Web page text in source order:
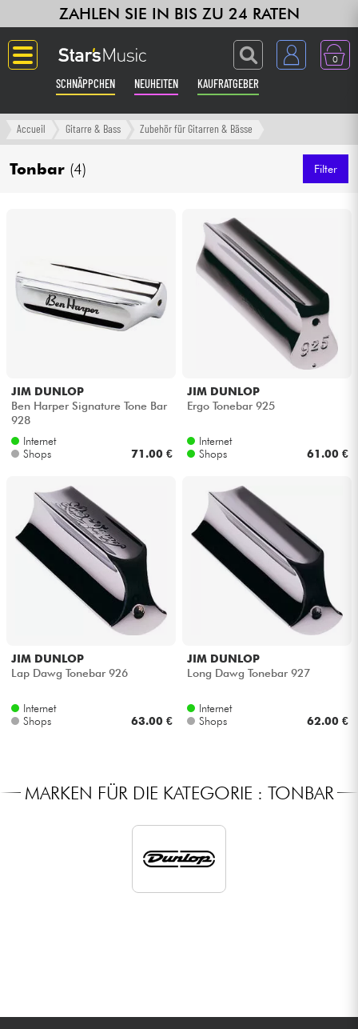
ZAHLEN SIE IN BIS ZU 24 RATEN
0
SCHNÄPPCHEN NEUHEITEN KAUFRATGEBER
Langue
Gitarre & Bass
Synths & samplers
Mikros
Live-Sound
Licht
Drums
Blasinstrumente
Violinen & Quartett
HiFi
Accueil Gitarre & Bass Zubehör für Gitarren & Bässe
Tonbar (4) Filter
JIM DUNLOP
Ben Harper Signature Tone Bar
928
Internet
Shops
71.00 €
JIM DUNLOP
Ergo Tonebar 925
Internet
Shops
61.00 €
JIM DUNLOP
Lap Dawg Tonebar 926
Internet
Shops
63.00 €
JIM DUNLOP
Long Dawg Tonebar 927
Internet
Shops
62.00 €
MARKEN FÜR DIE KATEGORIE : TONBAR